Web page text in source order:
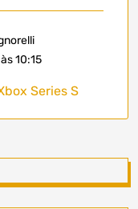
10:15
Series S